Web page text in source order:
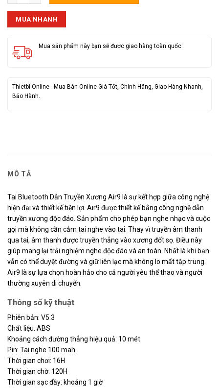
MUA NHANH
Mua sản phẩm này bạn sẽ được giao hàng toàn quốc
Thietbi.Online - Mua Bán Online Giá Tốt, Chính Hãng, Giao Hàng Nhanh,
Bảo Hành.
MÔ TẢ
Tai Bluetooth Dẫn Truyền Xương Air9 là sự kết hợp giữa công nghệ
hiện đại và thiết kế tiện lợi. Air9 được thiết kế bằng công nghệ dẫn
truyền xương độc đáo. Sản phẩm cho phép bạn nghe nhạc và cuộc
gọi mà không cần cắm tai nghe vào tai. Thay vì truyền âm thanh
qua tai, âm thanh được truyền thẳng vào xương đốt sọ. Điều này
giúp mang lại trải nghiệm nghe độc đáo và an toàn. Nhất là khi bạn
vẫn có thể duyệt đường và giữ liên lạc mà không lo mất tập trung.
Air9 là sự lựa chọn hoàn hảo cho cả người yêu thể thao và người
thường xuyên di chuyển.
Thông số kỹ thuật
Phiên bản: V5.3
Chất liệu: ABS
Khoảng cách đường thẳng hiệu quả: 10 mét
Pin: Tai nghe 100 mah
Thời gian chơi: 16H
Thời gian chờ: 120H
Thời gian sạc đầy: khoảng 1 giờ